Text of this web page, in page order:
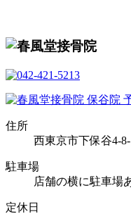
住所
西東京市下保谷4-
駐車場
店舗の横に駐車場
定休日